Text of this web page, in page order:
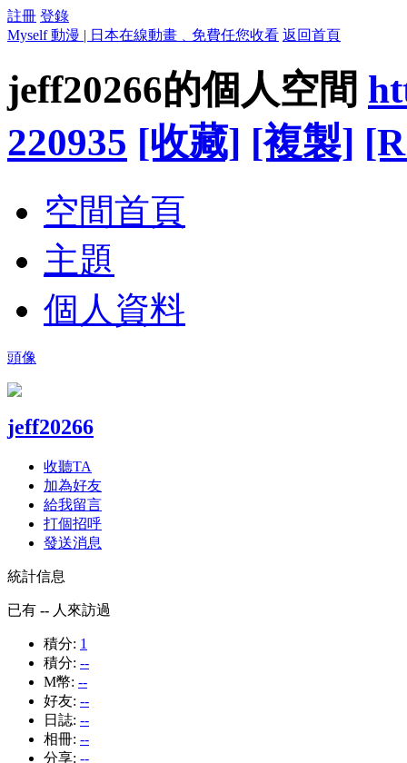
註冊 登錄
Myself 動漫 | 日本在線動畫﹑免費任您收看 返回首頁
jeff20266的個人空間
220935 [收藏] [複製]
空間首頁
主題
個人資料
頭像
jeff20266
收聽TA
加為好友
給我留言
打個招呼
發送消息
統計信息
已有 -- 人來訪過
積分: 1
積分: --
M幣: --
好友: --
日誌: --
相冊: --
分享: --